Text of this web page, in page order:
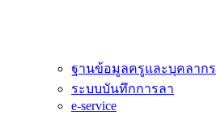
ฐานข้อมูลครูและบุคลากร
ระบบบันทึกการลา
e-service